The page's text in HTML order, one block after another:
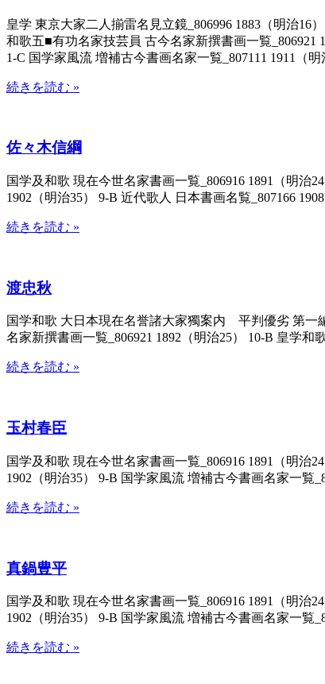
皇学 東京大家二人揃雷名見立鏡_806996 1883（明治16
和歌五■有功名家技芸員 古今名家新撰書画一覧_806921
1-C 国学家風流 増補古今書画名家一覧_807111 1911（
続きを読む »
佐々木信綱
国学及和歌 現在今世名家書画一覧_806916 1891（明治
1902（明治35） 9-B 近代歌人 日本書画名覧_807166
続きを読む »
渡忠秋
国学和歌 大日本現在名誉諸大家獨案内 平判優劣 第一
名家新撰書画一覧_806921 1892（明治25） 10-B 皇学和
続きを読む »
玉村春臣
国学及和歌 現在今世名家書画一覧_806916 1891（明治
1902（明治35） 9-B 国学家風流 増補古今書画名家一覧
続きを読む »
真鍋豊平
国学及和歌 現在今世名家書画一覧_806916 1891（明治
1902（明治35） 9-B 国学家風流 増補古今書画名家一覧
続きを読む »